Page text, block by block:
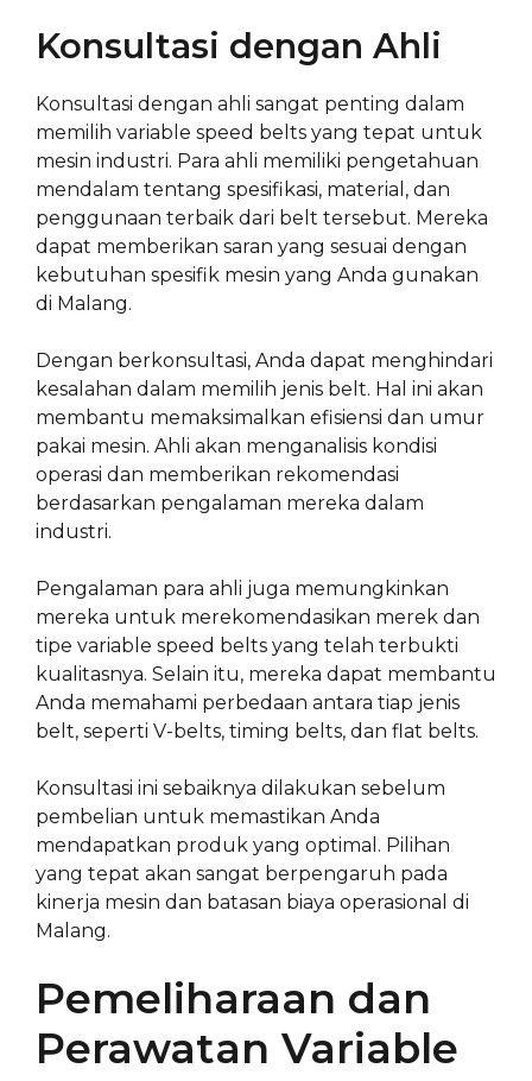
Konsultasi dengan Ahli
Konsultasi dengan ahli sangat penting dalam
memilih variable speed belts yang tepat untuk
mesin industri. Para ahli memiliki pengetahuan
mendalam tentang spesifikasi, material, dan
penggunaan terbaik dari belt tersebut. Mereka
dapat memberikan saran yang sesuai dengan
kebutuhan spesifik mesin yang Anda gunakan
di Malang.
Dengan berkonsultasi, Anda dapat menghindari
kesalahan dalam memilih jenis belt. Hal ini akan
membantu memaksimalkan efisiensi dan umur
pakai mesin. Ahli akan menganalisis kondisi
operasi dan memberikan rekomendasi
berdasarkan pengalaman mereka dalam
industri.
Pengalaman para ahli juga memungkinkan
mereka untuk merekomendasikan merek dan
tipe variable speed belts yang telah terbukti
kualitasnya. Selain itu, mereka dapat membantu
Anda memahami perbedaan antara tiap jenis
belt, seperti V-belts, timing belts, dan flat belts.
Konsultasi ini sebaiknya dilakukan sebelum
pembelian untuk memastikan Anda
mendapatkan produk yang optimal. Pilihan
yang tepat akan sangat berpengaruh pada
kinerja mesin dan batasan biaya operasional di
Malang.
Pemeliharaan dan
Perawatan Variable